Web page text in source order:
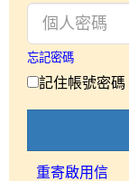
忘記密碼
記住帳號密碼
重寄啟用信